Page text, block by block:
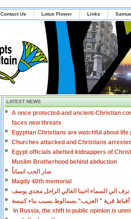
Contact Us Lotus Flower Links
LATEST NEWS
A once protected-and ancient-Christian
faces new threats
Egyptian Christians are watchful about life
Churches attacked and Christians
Egypt officials abetted kidnappers of
Muslim Brotherhood behind abduction
صار الحب انساناً
Magdy 40th memorial
نزف الي السماء اخينا الغالي الراحل مجدي يوسف
أقباط قرية ” العزيب” بسمالوط بسبب بناء كنيسة
In Russia, the shift in public opinion is